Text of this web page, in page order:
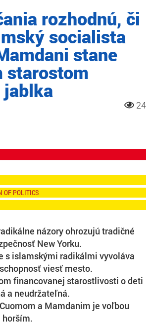
rozhodnú, či
socialista
stane
starostom
24
OF POLITICS
názory ohrozujú tradičné
New Yorku.
s islamskými radikálmi vyvoláva
viesť mesto.
financovanej starostlivosti o deti
a neudržateľná.
a Mamdanim je voľbou
horším.